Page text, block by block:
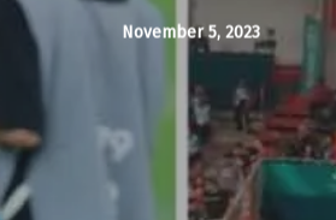
November 5, 2023